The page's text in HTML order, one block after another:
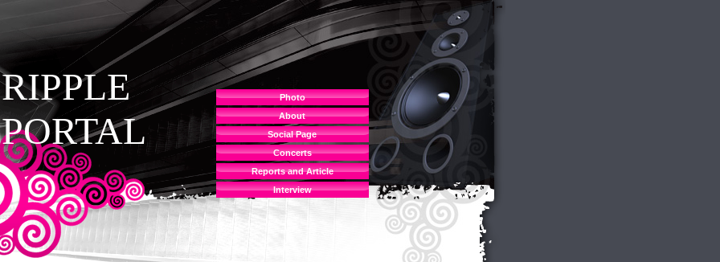
Photo
About
Social Page
Concerts
Reports and Article
Interview
RIPPLE
PORTAL